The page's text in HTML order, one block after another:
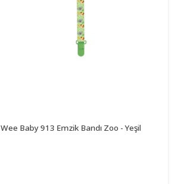
Wee Baby 913 Emzik Bandı Zoo - Yeşil